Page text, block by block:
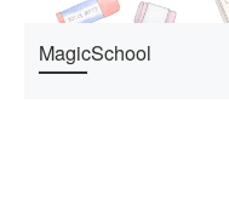
MagicSchool